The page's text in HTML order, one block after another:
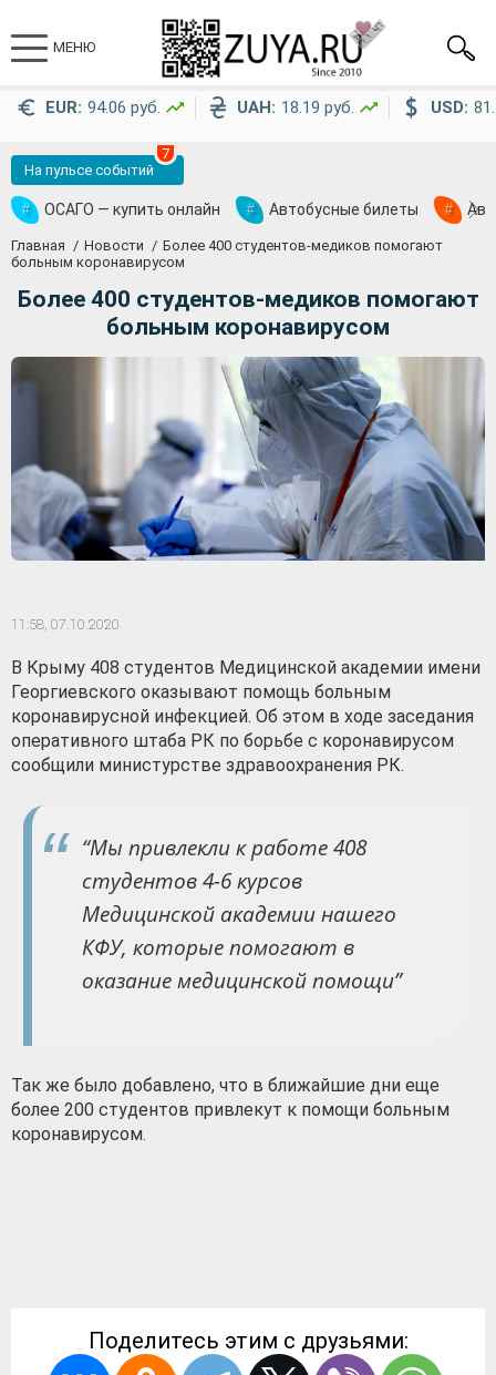
МЕНЮ
EUR: 94.06 руб. UAH: 18.19 руб. USD:
На пульсе событий
7
# ОСАГО — купить онлайн # Автобусные билеты #
Главная Новости
Более 400 студентов-медиков помогают
больным коронавирусом
Более 400 студентов-медиков помогают
больным коронавирусом
11:58, 07.10.2020
В Крыму 408 студентов Медицинской академии имени
Георгиевского оказывают помощь больным
коронавирусной инфекцией. Об этом в ходе заседания
оперативного штаба РК по борьбе с коронавирусом
сообщили министурстве здравоохранения РК.
“Мы привлекли к работе 408
студентов 4-6 курсов
Медицинской академии нашего
КФУ, которые помогают в
оказание медицинской помощи”
Так же было добавлено, что в ближайшие дни еще
более 200 студентов привлекут к помощи больным
коронавирусом.
Поделитесь этим с друзьями: